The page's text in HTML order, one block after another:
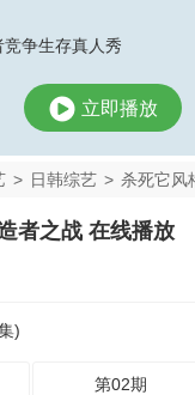
竞争生存真人秀
立即播放
> 日韩综艺 > 杀死它风
者之战 在线播放
)
第02期